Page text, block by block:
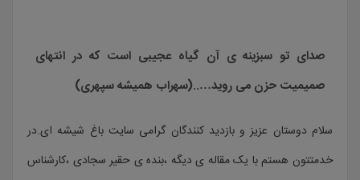
صدای تو سبزینه ی آن گیاه عجیبی است که در انتهای
صمیمیت حزن می روید…..(سهراب همیشه سپهری)
سلام دوستان عزیز و بازدید کنندگان گرامی سایت باغ شیشه ای.در
خدمتتون هستم با یک مقاله ی دیگه ،بنده ی حقیر سجادی ،کارشناس